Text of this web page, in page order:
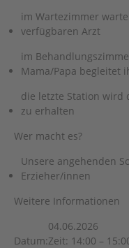
im Wartezimmer
verfügbaren Arzt
im
Mama/Papa begleitet
die letzte Station wird
zu erhalten
Wer macht es?
Unsere angehenden
Erzieher/innen
Weitere Informationen
Datum:
04.06.2026
Zeit: 14:00 –